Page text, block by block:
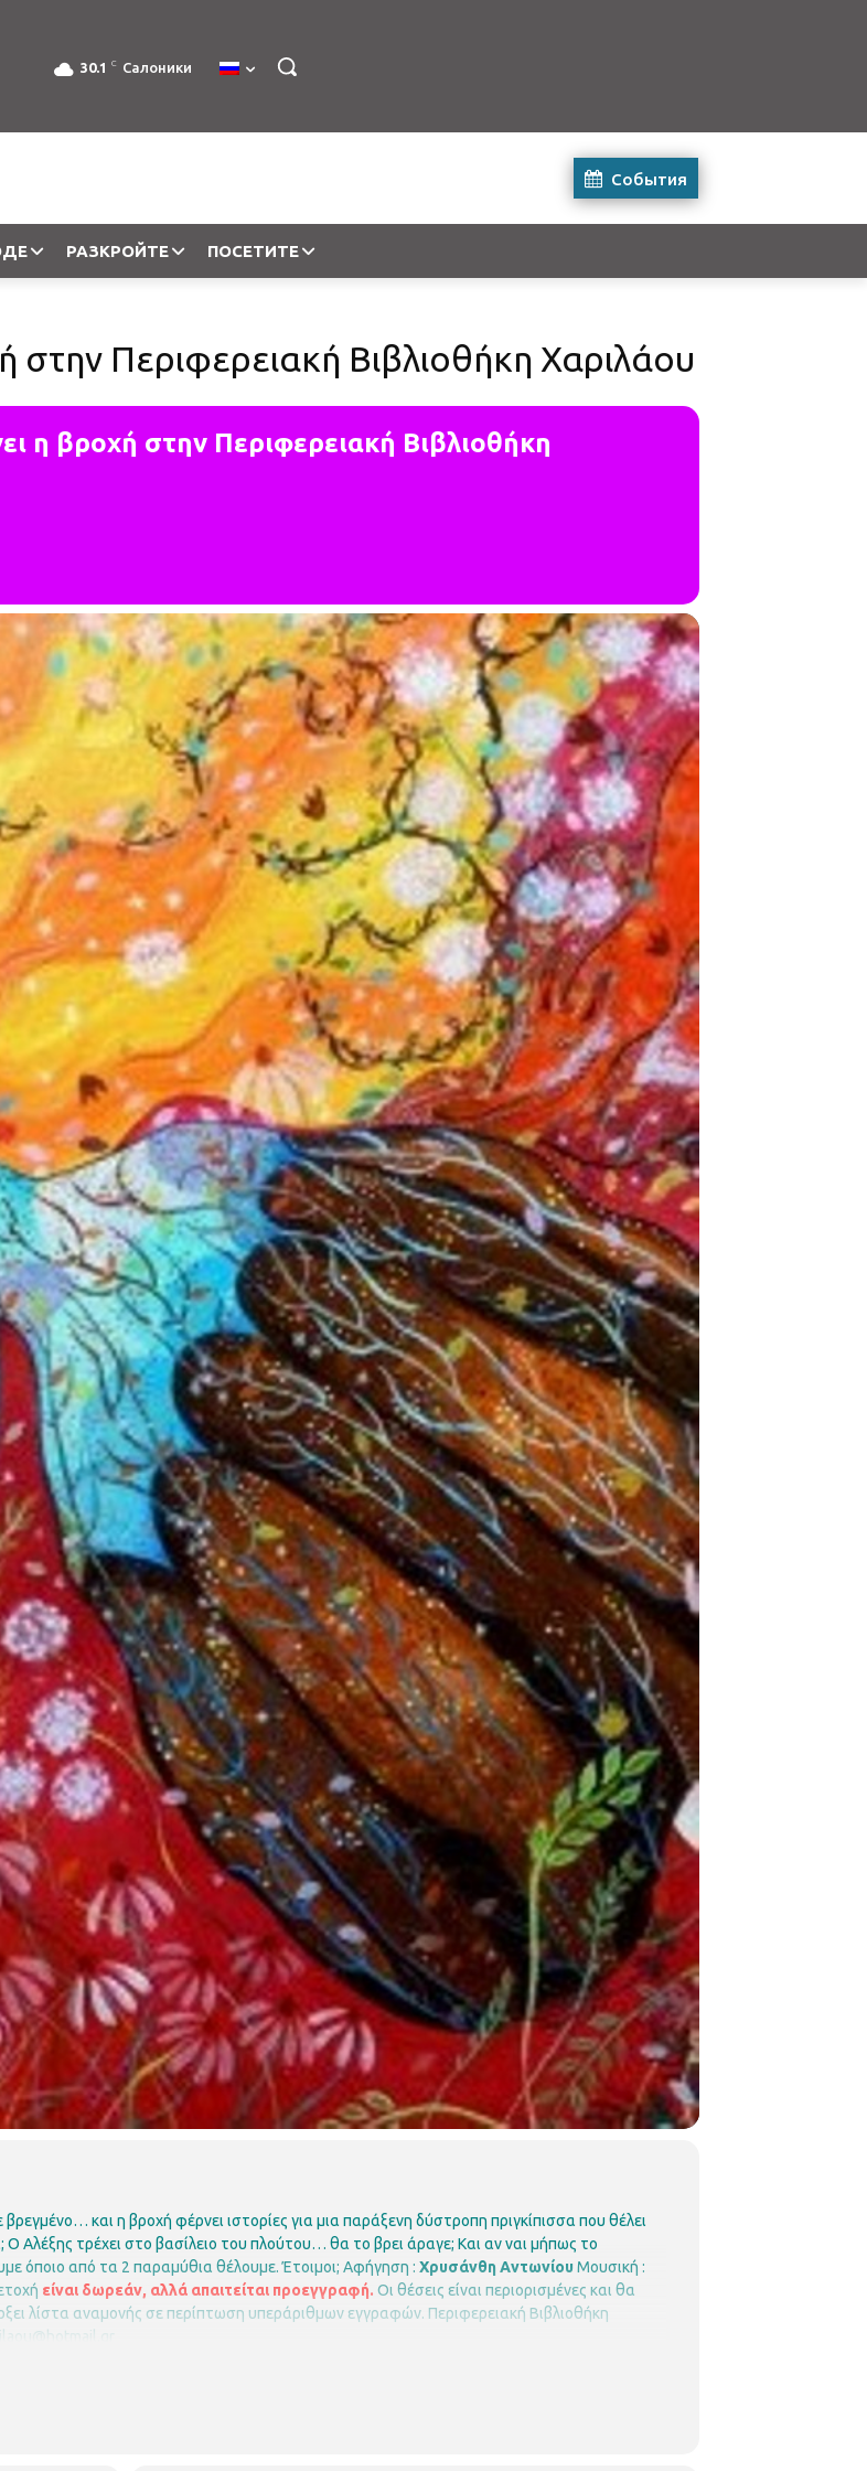
30.1 C Салоники
События
РАЗКРОЙТЕ ПОСЕТИТЕ
στην Περιφερειακή Βιβλιοθήκη Χαριλάου
η βροχή στην Περιφερειακή Βιβλιοθήκη
και η βροχή φέρνει ιστορίες για μια παράξενη δύστροπη πριγκίπισσα που θέλει
Ο Αλέξης τρέχει στο βασίλειο του πλούτου… θα το βρει άραγε; Και αν ναι μήπως το
όποιο από τα 2 παραμύθια θέλουμε. Έτοιμοι; Αφήγηση : Χρυσάνθη ΑντωνίουΜουσική :
είναι δωρεάν, αλλά απαιτείται προεγγραφή. Οι θέσεις είναι περιορισμένες και θα
λίστα αναμονής σε περίπτωση υπεράριθμων εγγραφών. Περιφερειακή Βιβλιοθήκη